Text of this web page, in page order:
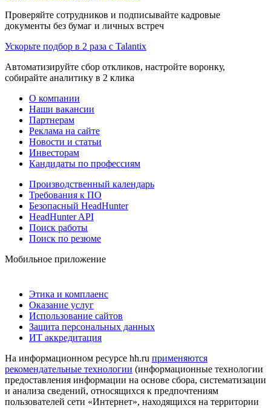
Проверяйте сотрудников и подписывайте кадровые
документы без бумаг и личных встреч
Ускорьте подбор в 2 раза с Talantix
Автоматизируйте сбор откликов, настройте воронку,
собирайте аналитику в 2 клика
О компании
Наши вакансии
Партнерам
Реклама на сайте
Новости и статьи
Инвесторам
Кандидаты по профессиям
Производственный календарь
Требования к ПО
Безопасный HeadHunter
HeadHunter API
Поиск работы
Поиск по резюме
Мобильное приложение
Этика и комплаенс
Оказание услуг
Использование сайтов
Защита персональных данных
ИТ аккредитация
На информационном ресурсе hh.ru применяются
рекомендательные технологии (информационные технологии
предоставления информации на основе сбора, систематизации
и анализа сведений, относящихся к предпочтениям
пользователей сети «Интернет», находящихся на территории